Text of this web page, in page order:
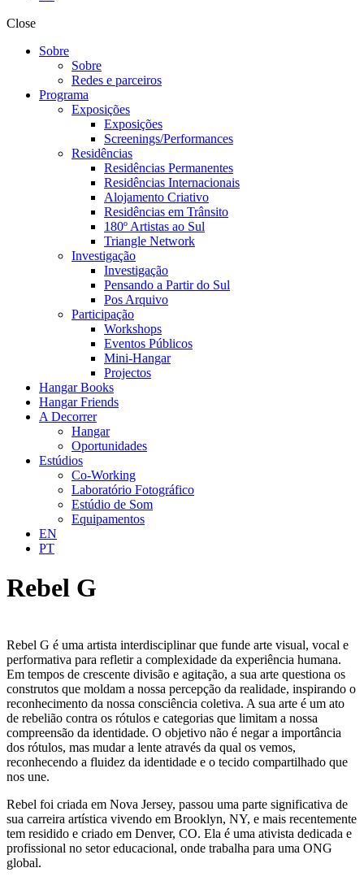
Close
Sobre
Sobre
Redes e parceiros
Programa
Exposições
Exposições
Screenings/Performances
Residências
Residências Permanentes
Residências Internacionais
Alojamento Criativo
Residências em Trânsito
180º Artistas ao Sul
Triangle Network
Investigação
Investigação
Pensando a Partir do Sul
Pos Arquivo
Participação
Workshops
Eventos Públicos
Mini-Hangar
Projectos
Hangar Books
Hangar Friends
A Decorrer
Hangar
Oportunidades
Estúdios
Co-Working
Laboratório Fotográfico
Estúdio de Som
Equipamentos
EN
PT
Rebel G
Rebel G é uma artista interdisciplinar que funde arte visual, vocal e
performativa para refletir a complexidade da experiência humana.
Em tempos de crescente divisão e agitação, a sua arte questiona os
construtos que moldam a nossa percepção da realidade, inspirando o
reconhecimento da nossa consciência coletiva. A sua arte é um ato
de rebelião contra os rótulos e categorias que limitam a nossa
compreensão da identidade. O objetivo não é negar a importância
dos rótulos, mas mudar a lente através da qual os vemos,
reconhecendo a fluidez da identidade e o tecido compartilhado que
nos une.
Rebel foi criada em Nova Jersey, passou uma parte significativa de
sua carreira artística vivendo em Brooklyn, NY, e mais recentemente
tem residido e criado em Denver, CO. Ela é uma ativista dedicada e
profissional no setor educacional, onde trabalha para uma ONG
global.